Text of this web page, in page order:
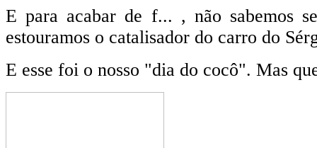
E para acabar de f... , não sabemos
estouramos o catalisador do carro do
E esse foi o nosso "dia do cocô". Mas